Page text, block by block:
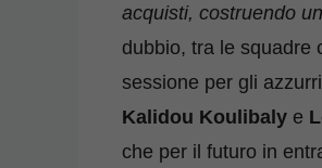
acquisti, costruendo
dubbio, tra le squadre
sessione per gli
Kalidou Koulibaly e
che per il futuro in